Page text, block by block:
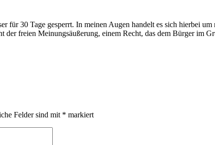
für 30 Tage gesperrt. In meinen Augen handelt es sich hierbei
der freien Meinungsäußerung, einem Recht, das dem Bürger im
Felder sind mit * markiert